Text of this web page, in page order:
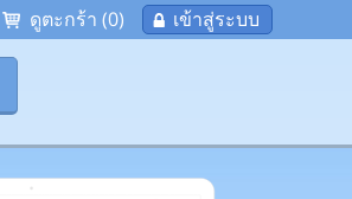
ดูตะกร้า (0) เข้าสู่ระบบ